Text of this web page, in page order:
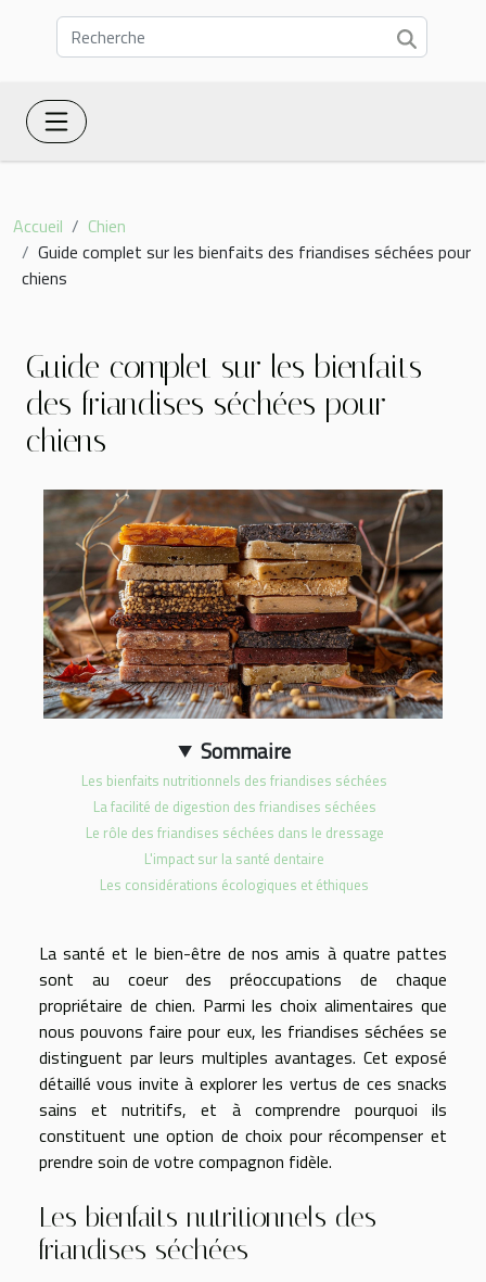
Accueil
Chien
Guide complet sur les bienfaits des friandises séchées pour
chiens
Guide complet sur les bienfaits
des friandises séchées pour
chiens
Sommaire
Les bienfaits nutritionnels des friandises séchées
La facilité de digestion des friandises séchées
Le rôle des friandises séchées dans le dressage
L'impact sur la santé dentaire
Les considérations écologiques et éthiques
La santé et le bien-être de nos amis à quatre pattes
sont au coeur des préoccupations de chaque
propriétaire de chien. Parmi les choix alimentaires que
nous pouvons faire pour eux, les friandises séchées se
distinguent par leurs multiples avantages. Cet exposé
détaillé vous invite à explorer les vertus de ces snacks
sains et nutritifs, et à comprendre pourquoi ils
constituent une option de choix pour récompenser et
prendre soin de votre compagnon fidèle.
Les bienfaits nutritionnels des
friandises séchées